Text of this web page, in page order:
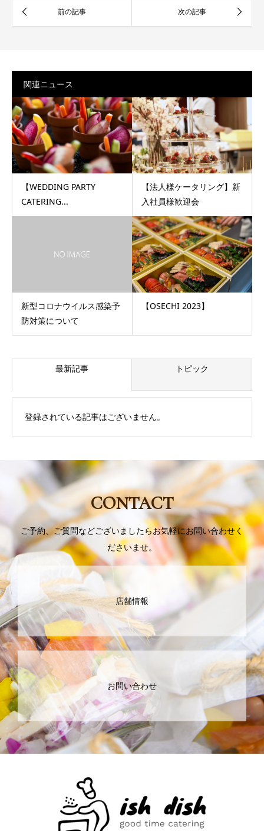
関連ニュース
【WEDDING PARTY
CATERING...
【法人様ケータリング】新
入社員様歓迎会
新型コロナウイルス感染予
防対策について
【OSECHI 2023】
最新記事 トピック
登録されている記事はございません。
CONTACT
ご予約、ご質問などございましたらお気軽にお問い合わせく
ださいませ。
店舗情報
お問い合わせ